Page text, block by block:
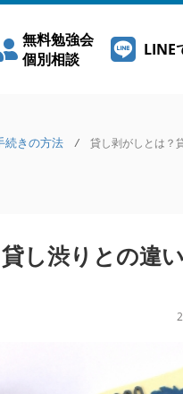
無料勉強会
個別相談
LINE
続きの方法 / 貸し剥がしとは？
し渋りとの違